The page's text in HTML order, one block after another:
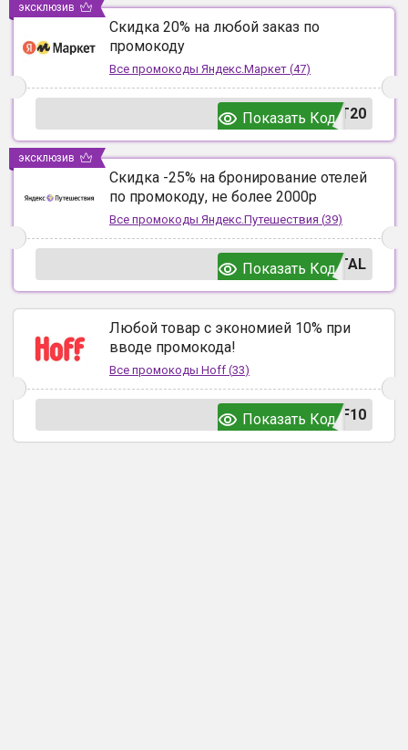
Скидка 20% на любой заказ по
промокоду
Все промокоды Яндекс.Маркет (47)
T20
Показать Код
эксклюзив
Скидка -25% на бронирование отелей
по промокоду, не более 2000р
Все промокоды Яндекс.Путешествия (39)
TAL
Показать Код
эксклюзив
Любой товар с экономией 10% при
вводе промокода!
Все промокоды Hoff (33)
F10
Показать Код